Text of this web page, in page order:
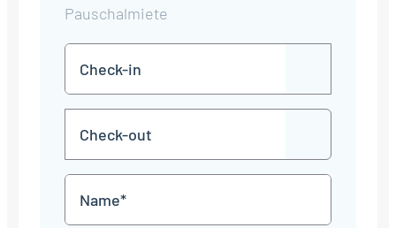
Pauschalmiete
in
TT
Punkt
MM
JJJJ
TT
Punkt
MM
JJJJ